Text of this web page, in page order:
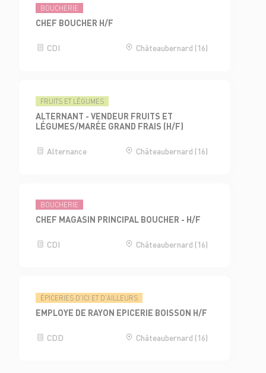
BOUCHERIE
CHEF BOUCHER H/F
CDI Châteaubernard (16)
FRUITS ET LÉGUMES
ALTERNANT - VENDEUR FRUITS ET
LÉGUMES/MARÉE GRAND FRAIS (H/F)
Alternance Châteaubernard (16)
BOUCHERIE
CHEF MAGASIN PRINCIPAL BOUCHER - H/F
CDI Châteaubernard (16)
ÉPICERIES D'ICI ET D'AILLEURS
EMPLOYE DE RAYON EPICERIE BOISSON H/F
CDD Châteaubernard (16)